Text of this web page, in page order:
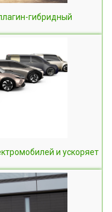
гибридный
и ускоряет